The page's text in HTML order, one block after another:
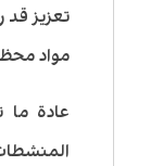
تعزيز
مواد
عادة ما